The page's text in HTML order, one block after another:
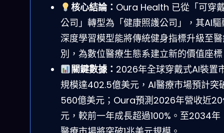
核心結論： Oura Health 已從「可穿
公司」轉型為「健康照護公司」，其AI驅
深度學習模型能將傳統健身指標升級至
別，為數位醫療生態系建立新的價值座
關鍵數據： 2026年全球穿戴式AI裝置
規模達402.5億美元，AI醫療市場預計突
560億美元；Oura預測2026年營收近
元，較前一年成長超過100%。至2034年